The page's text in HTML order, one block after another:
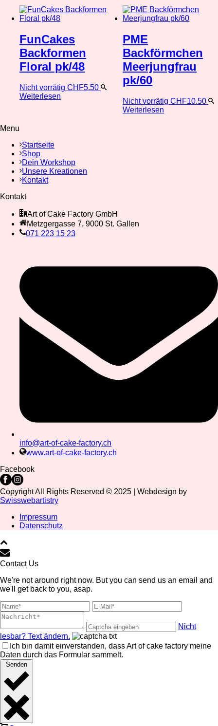
FunCakes
Backformen
Floral pk/48
Nicht vorrätig CHF5.50
Weiterlesen
PME
Backförmchen
Meerjungfrau
pk/60
Nicht vorrätig CHF10.50
Weiterlesen
Menu
Startseite
Shop
Dein Workshop
Unsere Kreationen
Kontakt
Kontakt
Art of Cake Factory GmbH
Metzgergasse 7, 9000 St. Gallen
071 223 15 23
info@art-of-cake-factory.ch
www.art-of-cake-factory.ch
Facebook
Copyright All Rights Reserved © 2025 | Webdesign by
Swisswebartistry
Impressum
Datenschutz
Contact Us
We're not around right now. But you can send us an email and
we'll get back to you, asap.
Nicht
lesbar? Text ändern.
Ich bin damit einverstanden, dass Art of cake factory meine
Daten durch das Formular sammelt.
Senden